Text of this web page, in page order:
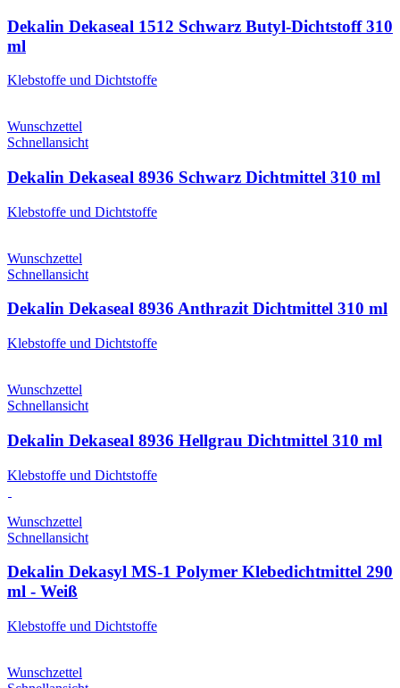
Dekalin Dekaseal 1512 Schwarz Butyl-Dichtstoff 310
ml
Klebstoffe und Dichtstoffe
Wunschzettel
Schnellansicht
Dekalin Dekaseal 8936 Schwarz Dichtmittel 310 ml
Klebstoffe und Dichtstoffe
Wunschzettel
Schnellansicht
Dekalin Dekaseal 8936 Anthrazit Dichtmittel 310 ml
Klebstoffe und Dichtstoffe
Wunschzettel
Schnellansicht
Dekalin Dekaseal 8936 Hellgrau Dichtmittel 310 ml
Klebstoffe und Dichtstoffe
Wunschzettel
Schnellansicht
Dekalin Dekasyl MS-1 Polymer Klebedichtmittel 290
ml - Weiß
Klebstoffe und Dichtstoffe
Wunschzettel